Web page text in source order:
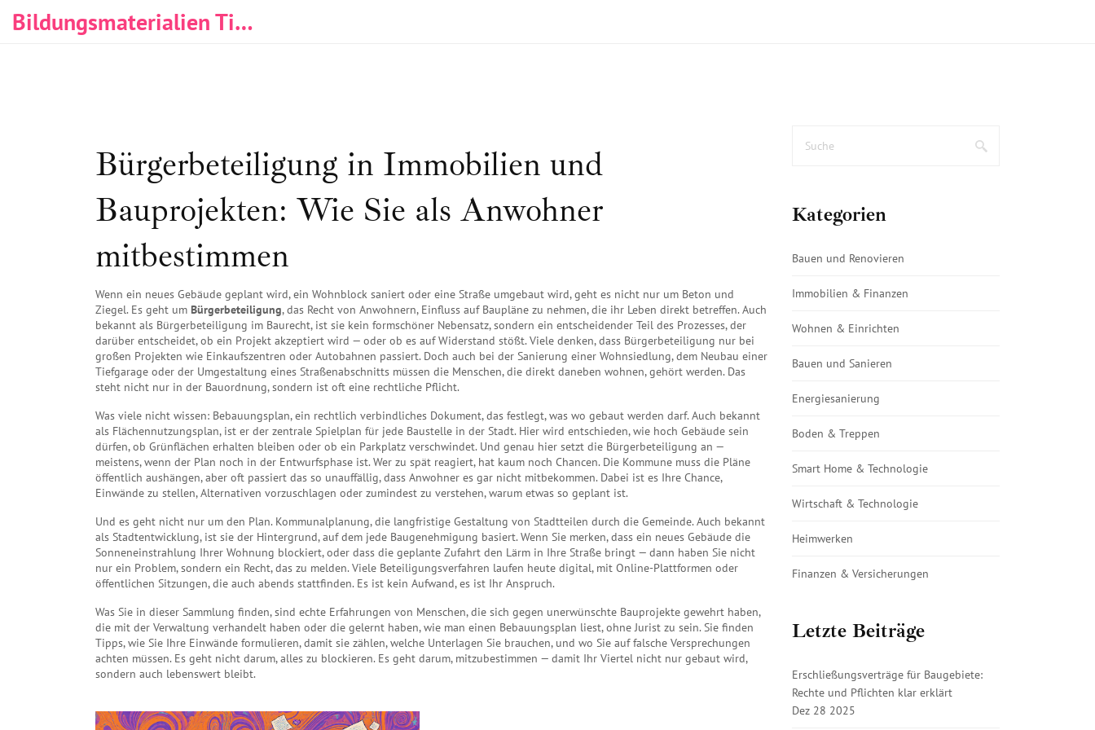
Bildungsmaterialien Tischlerei & Immobilien
Bürgerbeteiligung in Immobilien und
Bauprojekten: Wie Sie als Anwohner
mitbestimmen
Wenn ein neues Gebäude geplant wird, ein Wohnblock saniert oder eine Straße umgebaut wird, geht es nicht nur um Beton und
Ziegel. Es geht um Bürgerbeteiligung,das Recht von Anwohnern, Einfluss auf Baupläne zu nehmen, die ihr Leben direkt betreffen. Auch
bekannt als Bürgerbeteiligung im Baurecht, ist sie kein formschöner Nebensatz, sondern ein entscheidender Teil des Prozesses, der
darüber entscheidet, ob ein Projekt akzeptiert wird — oder ob es auf Widerstand stößt. Viele denken, dass Bürgerbeteiligung nur bei
großen Projekten wie Einkaufszentren oder Autobahnen passiert. Doch auch bei der Sanierung einer Wohnsiedlung, dem Neubau einer
Tiefgarage oder der Umgestaltung eines Straßenabschnitts müssen die Menschen, die direkt daneben wohnen, gehört werden. Das
steht nicht nur in der Bauordnung, sondern ist oft eine rechtliche Pflicht.
Was viele nicht wissen: Bebauungsplan,ein rechtlich verbindliches Dokument, das festlegt, was wo gebaut werden darf. Auch bekannt
als Flächennutzungsplan, ist er der zentrale Spielplan für jede Baustelle in der Stadt. Hier wird entschieden, wie hoch Gebäude sein
dürfen, ob Grünflächen erhalten bleiben oder ob ein Parkplatz verschwindet. Und genau hier setzt die Bürgerbeteiligung an —
meistens, wenn der Plan noch in der Entwurfsphase ist. Wer zu spät reagiert, hat kaum noch Chancen. Die Kommune muss die Pläne
öffentlich aushängen, aber oft passiert das so unauffällig, dass Anwohner es gar nicht mitbekommen. Dabei ist es Ihre Chance,
Einwände zu stellen, Alternativen vorzuschlagen oder zumindest zu verstehen, warum etwas so geplant ist.
Und es geht nicht nur um den Plan. Kommunalplanung,die langfristige Gestaltung von Stadtteilen durch die Gemeinde. Auch bekannt
als Stadtentwicklung, ist sie der Hintergrund, auf dem jede Baugenehmigung basiert. Wenn Sie merken, dass ein neues Gebäude die
Sonneneinstrahlung Ihrer Wohnung blockiert, oder dass die geplante Zufahrt den Lärm in Ihre Straße bringt — dann haben Sie nicht
nur ein Problem, sondern ein Recht, das zu melden. Viele Beteiligungsverfahren laufen heute digital, mit Online-Plattformen oder
öffentlichen Sitzungen, die auch abends stattfinden. Es ist kein Aufwand, es ist Ihr Anspruch.
Was Sie in dieser Sammlung finden, sind echte Erfahrungen von Menschen, die sich gegen unerwünschte Bauprojekte gewehrt haben,
die mit der Verwaltung verhandelt haben oder die gelernt haben, wie man einen Bebauungsplan liest, ohne Jurist zu sein. Sie finden
Tipps, wie Sie Ihre Einwände formulieren, damit sie zählen, welche Unterlagen Sie brauchen, und wo Sie auf falsche Versprechungen
achten müssen. Es geht nicht darum, alles zu blockieren. Es geht darum, mitzubestimmen — damit Ihr Viertel nicht nur gebaut wird,
sondern auch lebenswert bleibt.
Kategorien
Bauen und Renovieren
Immobilien & Finanzen
Wohnen & Einrichten
Bauen und Sanieren
Energiesanierung
Boden & Treppen
Smart Home & Technologie
Wirtschaft & Technologie
Heimwerken
Finanzen & Versicherungen
Letzte Beiträge
Erschließungsverträge für Baugebiete:
Rechte und Pflichten klar erklärt
Dez 28 2025